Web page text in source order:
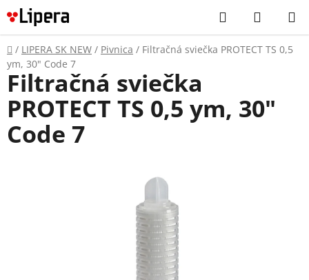
Prejsť
na
obsah
Hľadať
KOŠÍK
Domov
/ LIPERA SK NEW / Pivnica / Filtračná sviečka PROTECT TS 0,5
ym, 30" Code 7
Filtračná sviečka
PROTECT TS 0,5 ym, 30"
Code 7